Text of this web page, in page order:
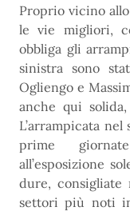
Proprio vicino
le vie migliori,
obbliga gli
sinistra sono
Ogliengo e
anche qui
L’arrampicata
prime
all’esposizione
dure, consigliate
settori più noti